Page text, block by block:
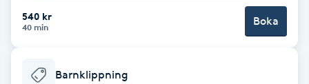
BIAB
540 kr
40 min Boka
Barnklippning